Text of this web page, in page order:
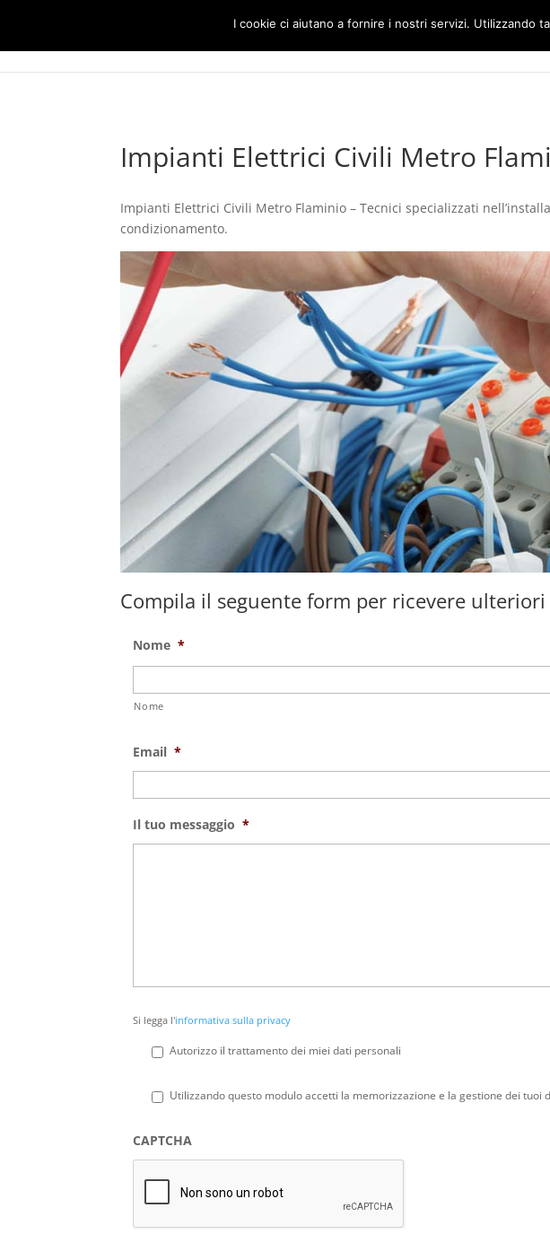
Impianti Elettrici Civili Metro
Impianti Elettrici Civili Metro Flaminio – Tecnici specializzati
condizionamento.
Compila il seguente form per ricevere
Nome *
Nome
Email *
Il tuo messaggio *
Si
legga
l'informativa
Si legga l'informativa sulla privacy
Autorizzo il trattamento dei miei dati personali
Privacy *
Utilizzando questo modulo accetti la memorizzazione e la gestione dei tuoi
CAPTCHA
I cookie ci aiutano a fornire i nostri servizi. Utilizzando